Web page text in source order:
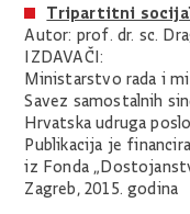
Tripartitni
Autor: prof. dr. sc.
IZDAVAČI:
Ministarstvo rada i
Savez samostalnih
Hrvatska udruga
Publikacija je
iz Fonda
Zagreb, 2015. godina